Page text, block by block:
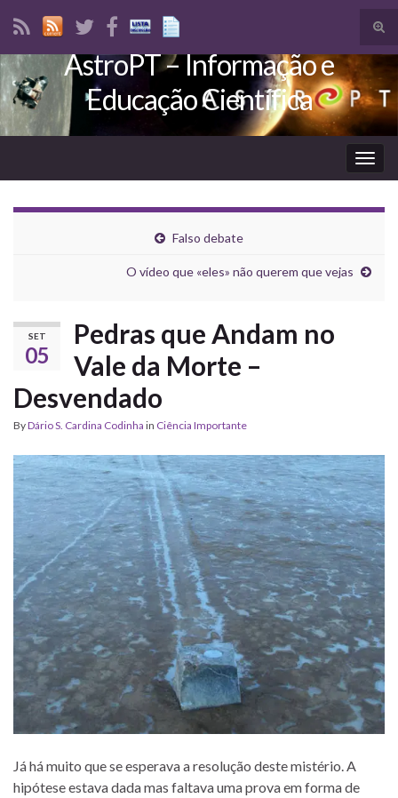
Search for:
AstroPT – Informação e
Educação Científica
Falso debate
O vídeo que «eles» não querem que vejas
SET
05
Pedras que Andam no
Vale da Morte –
Desvendado
ByDário S. Cardina Codinha in Ciência Importante
Já há muito que se esperava a resolução deste mistério. A
hipótese estava dada mas faltava uma prova em forma de